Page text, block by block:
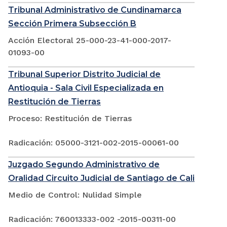
Tribunal Administrativo de Cundinamarca
Sección Primera Subsección B
Acción Electoral 25-000-23-41-000-2017-
01093-00
Tribunal Superior Distrito Judicial de
Antioquia - Sala Civil Especializada en
Restitución de Tierras
Proceso: Restitución de Tierras
Radicación: 05000-3121-002-2015-00061-00
Juzgado Segundo Administrativo de
Oralidad Circuito Judicial de Santiago de Cali
Medio de Control: Nulidad Simple
Radicación: 760013333-002 -2015-00311-00